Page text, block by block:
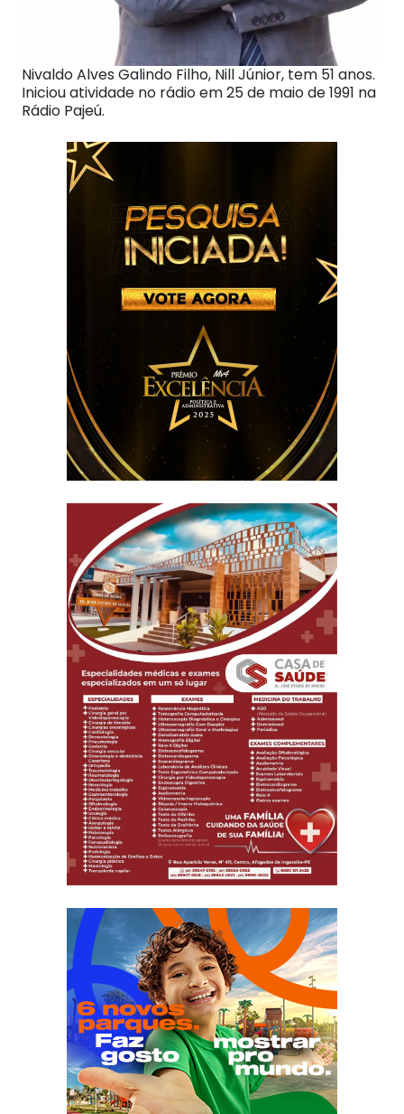
Nivaldo Alves Galindo Filho, Nill Júnior, tem 51 anos.
Iniciou atividade no rádio em 25 de maio de 1991 na
Rádio Pajeú.